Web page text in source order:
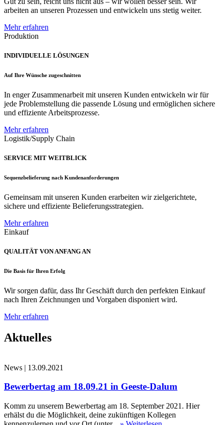
arbeiten an unseren Prozessen und entwickeln uns stetig weiter.
Mehr erfahren
Produktion
INDIVIDUELLE LÖSUNGEN
Auf Ihre Wünsche zugeschnitten
In enger Zusammenarbeit mit unseren Kunden entwickeln wir für
jede Problemstellung die passende Lösung und ermöglichen sichere
und effiziente Arbeitsprozesse.
Mehr erfahren
Logistik/Supply Chain
SERVICE MIT WEITBLICK
Sequenzbelieferung nach Kundenanforderungen
Gemeinsam mit unseren Kunden erarbeiten wir zielgerichtete,
sichere und effiziente Belieferungsstrategien.
Mehr erfahren
Einkauf
QUALITÄT VON ANFANG AN
Die Basis für Ihren Erfolg
Wir sorgen dafür, dass Ihr Geschäft durch den perfekten Einkauf
nach Ihren Zeichnungen und Vorgaben disponiert wird.
Mehr erfahren
Aktuelles
News | 13.09.2021
Bewerbertag am 18.09.21 in Geeste-Dalum
Komm zu unserem Bewerbertag am 18. September 2021. Hier
erhälst du die Möglichkeit, deine zukünftigen Kollegen